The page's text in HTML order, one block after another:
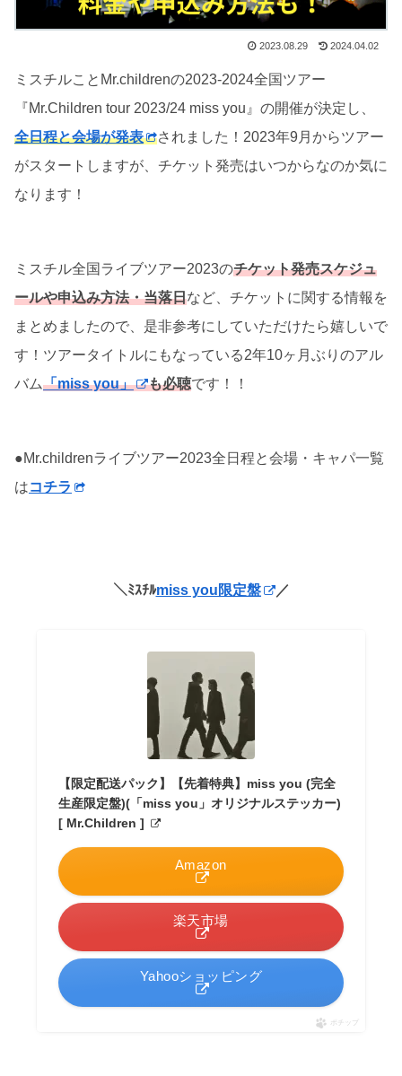
2023.08.29 2024.04.02
ミスチルことMr.childrenの2023-2024全国ツアー
『Mr.Children tour 2023/24 miss you』の開催が決定し、
全日程と会場が発表
されました！2023年9月からツアー
がスタートしますが、チケット発売はいつからなのか気に
なります！
ミスチル全国ライブツアー2023のチケット発売スケジュ
ールや申込み方法・当落日など、チケットに関する情報を
まとめましたので、是非参考にしていただけたら嬉しいで
す！ツアータイトルにもなっている2年10ヶ月ぶりのアル
バム「miss you」 も必聴です！！
●Mr.childrenライブツアー2023全日程と会場・キャパ一覧
はコチラ
＼ﾐｽﾁﾙmiss you限定盤 ／
【限定配送パック】【先着特典】miss you (完全
生産限定盤)(「miss you」オリジナルステッカー)
[ Mr.Children ]
Amazon
楽天市場
Yahooショッピング
ポチップ